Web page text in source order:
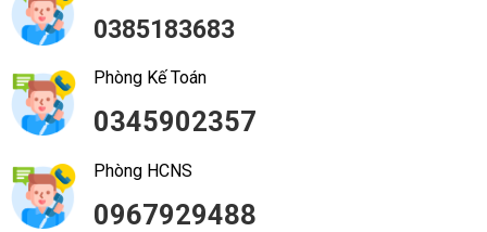
0385183683
Phòng Kế Toán
0345902357
Phòng HCNS
0967929488